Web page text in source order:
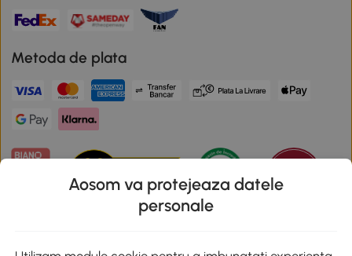
Metoda de plata
Descarca aplicatia Aosom
Aosom va protejeaza datele
personale